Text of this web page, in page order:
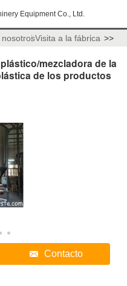
Equipment Co., Ltd.
nosotrosVisita a la fábrica >>
mezcladora de la
de los productos
Contacto